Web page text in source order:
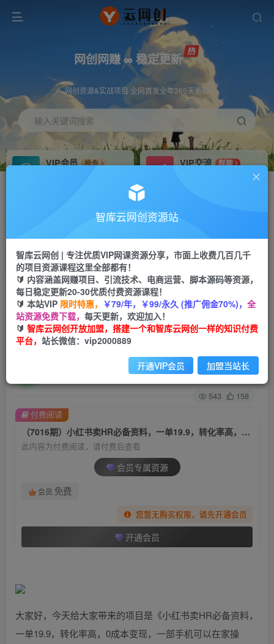
网创网赚 ∞ 稳定更新
网创资源&实战项目 全网首发全年365天更新
输入关键词搜索
VIP会员
抢先
VIP交流
群聊
研究探讨更多创业项目路子。
会员专属推广链接
网赚网创 项目
365天稳定跟新
APP下载
GO
首页 创业课程 会员专属 正文
（7016期）小红书卖HR必备资料，一单19.9，转
化率高，0成本变现，一部手机可以在家…
关注 私信
543 158
（7016期）小红书卖HR必备资料，一单19.9，转化率高，0成本变现，一部手机可以在家…
此内容为付费阅读，请付费后查看
会员专属资源
会员 免费
您暂无购买权限，请先开通会员
开通会员
付费阅读
大家好，今天给大家带来的项目是《小红书卖HR必备资料，
一单19.9，转化率高，0成本变现，一部手机可以在家操
智库云网创资源站
智库云网创 | 专注优质VIP网课资源分享，市面上收费几百几千
的项目资源课程这里全部都有！
🔰 内容涵盖网赚项目、引流技术、电商运营、脚本源码等资源，
每日稳定更新20-30优质付费资源课程！
🔰 本站VIP 限时特惠， ￥79/年，￥99/永久 (推广佣金70%)， 全
站资源免费下载， 每天更新，欢迎加入！
🔰 智库云网创开放加盟，搭建一个和智库云网创一样的知识付费
平台， 站长微信：vip2000889
开通VIP会员 加盟当站长